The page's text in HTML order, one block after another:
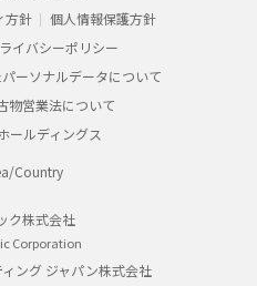
方針
個人情報保護方針
イバシーポリシー
ーソナルデータについて
物営業法について
ールディングス
Country
ク株式会社
Corporation
ング ジャパン株式会社